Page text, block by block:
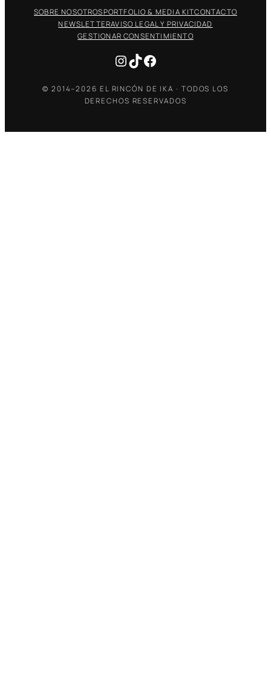
SOBRE NOSOTROSPORTFOLIO & MEDIA KITCONTACTO
NEWSLETTERAVISO LEGAL Y PRIVACIDAD
GESTIONAR CONSENTIMIENTO
Instagram
TikTokFacebook
© 2014–2026 EL RINCÓN DE IKA · TODOS LOS
DERECHOS RESERVADOS